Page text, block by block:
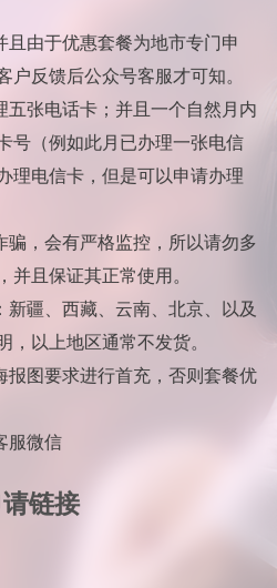
且由于优惠套餐为地市专门申
户反馈后公众号客服才可知。
五张电话卡；并且一个自然月内
号（例如此月已办理一张电信
理电信卡，但是可以申请办理
骗，会有严格监控，所以请勿多
并且保证其正常使用。
新疆、西藏、云南、北京、以及
，以上地区通常不发货。
报图要求进行首充，否则套餐优
服微信
链接